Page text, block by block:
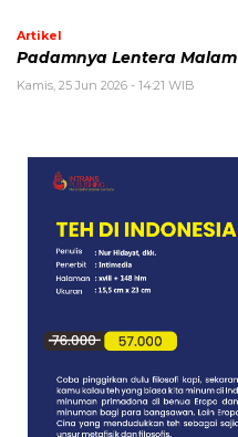
Artikel
Padamnya Lentera Malam
Kamis, 25 Jun 2026 - 14:21 WIB